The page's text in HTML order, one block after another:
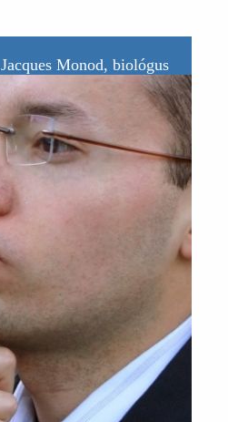
Jacques Monod, biológus